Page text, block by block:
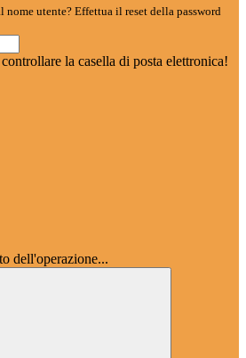
nome utente? Effettua il reset della password
la casella di posta elettronica!
dell'operazione...